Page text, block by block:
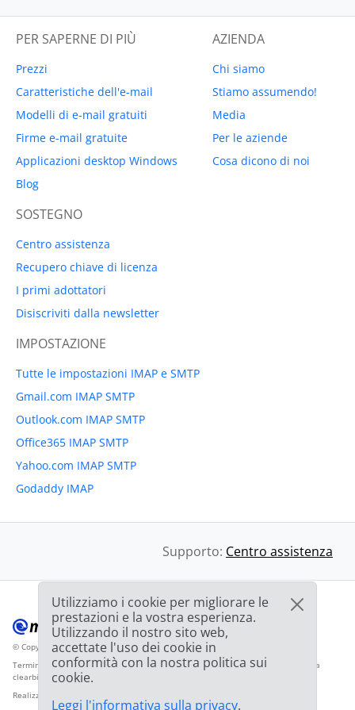
PER SAPERNE DI PIÙ
Prezzi
Caratteristiche dell'e-mail
Modelli di e-mail gratuiti
Firme e-mail gratuite
Applicazioni desktop Windows
Blog
AZIENDA
Chi siamo
Stiamo assumendo!
Media
Per le aziende
Cosa dicono di noi
SOSTEGNO
Centro assistenza
Recupero chiave di licenza
I primi adottatori
Disiscriviti dalla newsletter
IMPOSTAZIONE
Tutte le impostazioni IMAP e SMTP
Gmail.com IMAP SMTP
Outlook.com IMAP SMTP
Office365 IMAP SMTP
Yahoo.com IMAP SMTP
Godaddy IMAP
Supporto: Centro assistenza
© Copyright 2012-2026 Mailbird™Tutti i diritti riservati.
Termini di servizio Informativa sulla privacy Mappa del sito Logo del fornitore da
clearbit.com
Realizzato con
Utilizziamo i cookie per migliorare le
prestazioni e la vostra esperienza.
Utilizzando il nostro sito web,
accettate l'uso dei cookie in
conformità con la nostra politica sui
cookie.
Leggi l'informativa sulla privacy.